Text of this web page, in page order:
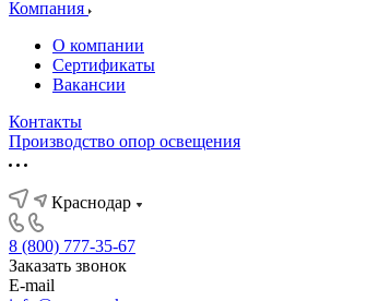
Компания
О компании
Сертификаты
Вакансии
Контакты
Производство опор освещения
Краснодар
8 (800) 777-35-67
Заказать звонок
E-mail